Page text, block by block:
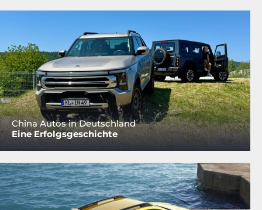
China Autos in Deutschland
Eine Erfolgsgeschichte